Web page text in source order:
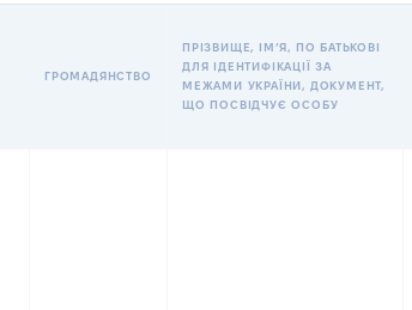
ГРОМАДЯНСТВО
ПРІЗВИЩЕ, ІМʼЯ, ПО БАТЬКОВІ
ДЛЯ ІДЕНТИФІКАЦІЇ ЗА
МЕЖАМИ УКРАЇНИ, ДОКУМЕНТ,
ЩО ПОСВІДЧУЄ ОСОБУ